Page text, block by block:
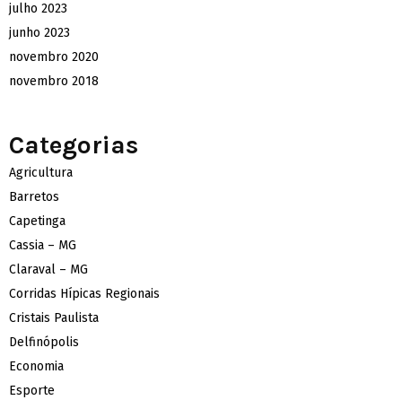
julho 2023
junho 2023
novembro 2020
novembro 2018
Categorias
Agricultura
Barretos
Capetinga
Cassia – MG
Claraval – MG
Corridas Hípicas Regionais
Cristais Paulista
Delfinópolis
Economia
Esporte